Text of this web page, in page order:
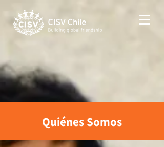
Quiénes Somos